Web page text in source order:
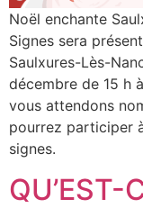
Noël enchante
Signes sera
Saulxures-Lès-
décembre de 15 h
vous attendons
pourrez participer
signes.
QU’EST-